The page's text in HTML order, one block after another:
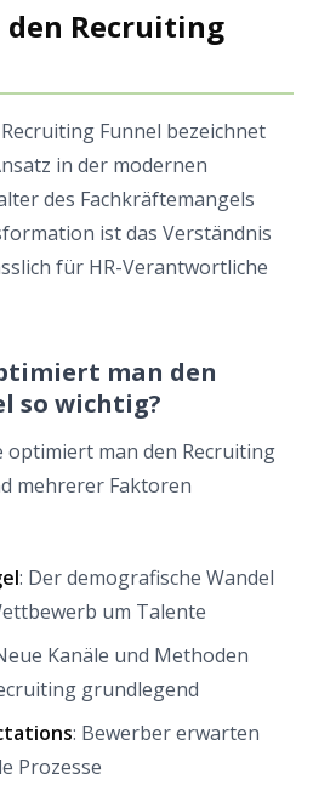
Recruiting
Funnel bezeichnet
in der modernen
des Fachkräftemangels
ist das Verständnis
für HR-Verantwortliche
man den
so wichtig?
optimiert man den Recruiting
mehrerer Faktoren
: Der demografische Wandel
um Talente
Kanäle und Methoden
grundlegend
: Bewerber erwarten
Prozesse